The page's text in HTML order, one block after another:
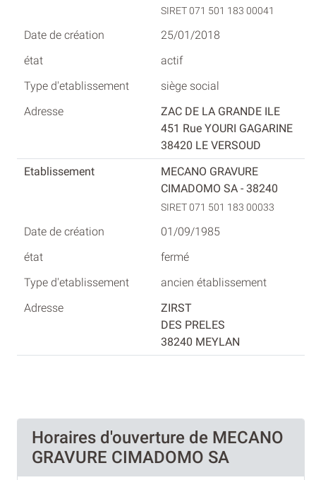
SIRET 071 501 183 00041
25/01/2018
actif
siège social
ZAC DE LA GRANDE ILE
451 Rue YOURI GAGARINE
38420 LE VERSOUD
MECANO GRAVURE
CIMADOMO SA - 38240
SIRET 071 501 183 00033
01/09/1985
fermé
ancien établissement
ZIRST
DES PRELES
38240 MEYLAN
Horaires d'ouverture de MECANO
GRAVURE CIMADOMO SA